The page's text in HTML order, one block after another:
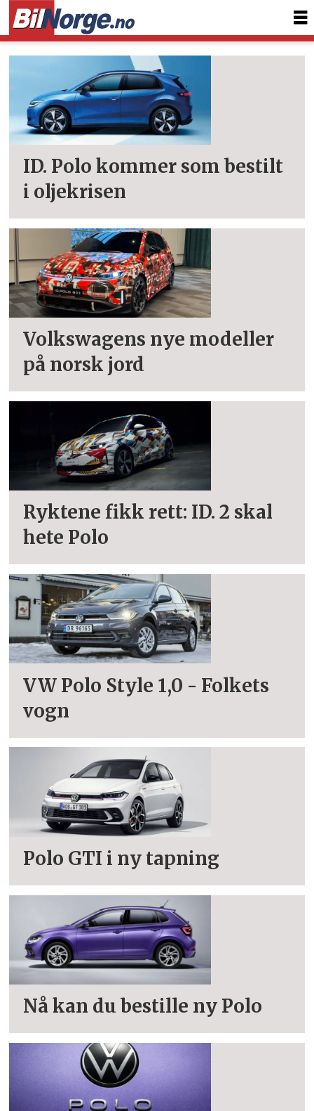
Tag:
polo
ID. Polo kommer som bestilt
i oljekrisen
Volkswagens nye modeller
på norsk jord
Ryktene fikk rett: ID. 2 skal
hete Polo
VW Polo Style 1,0 - Folkets
vogn
Polo GTI i ny tapning
Nå kan du bestille ny Polo